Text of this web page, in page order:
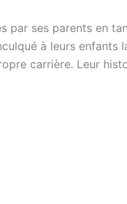
par ses parents en
à leurs enfants
carrière. Leur